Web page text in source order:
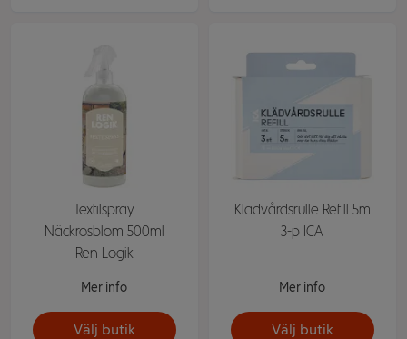
Textilspray
Näckrosblom 500ml
Ren Logik
Mer info
Välj butik
Klädvårdsrulle Refill 5m
3-p ICA
Mer info
Välj butik